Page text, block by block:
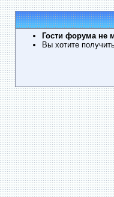
Гости форума не
Вы хотите